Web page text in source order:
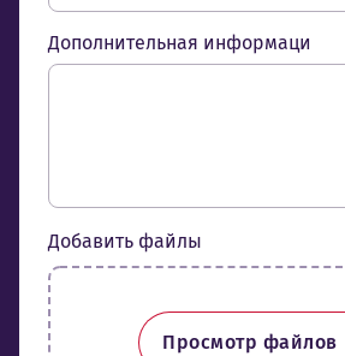
Дополнительная информаци
Добавить файлы
Просмотр файлов